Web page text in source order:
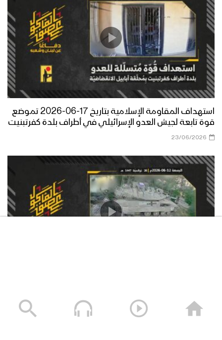
استهداف المقاومة الإسلامية بتاريخ 17-06-2026 تموضع
قوة تابعة لجيش العدو الإسرائيلي في أطراف بلدة كفرتبنيت
23/06/2026
الشقيف